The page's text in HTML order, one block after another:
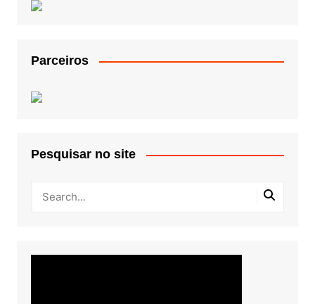
Parceiros
Pesquisar no site